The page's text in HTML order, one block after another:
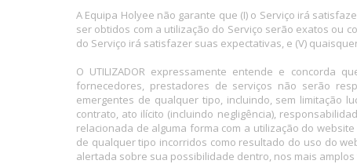
A Equipa Holyee não garante que (I) o Serviço irá
ser obtidos com a utilização do Serviço serão exatos ou
do Serviço irá satisfazer suas expectativas, e (V)
O UTILIZADOR expressamente entende e concorda
fornecedores, prestadores de serviços não serão
emergentes de qualquer tipo, incluindo, sem limitação
contrato, ato ilícito (incluindo negligência),
relacionada de alguma forma com a utilização do
de qualquer tipo incorridos como resultado do uso do
alertada sobre sua possibilidade dentro, nos mais